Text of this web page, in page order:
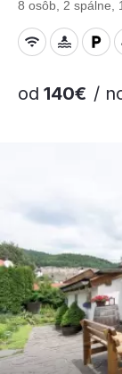
8 osôb, 2 spálne,
od 140€ /